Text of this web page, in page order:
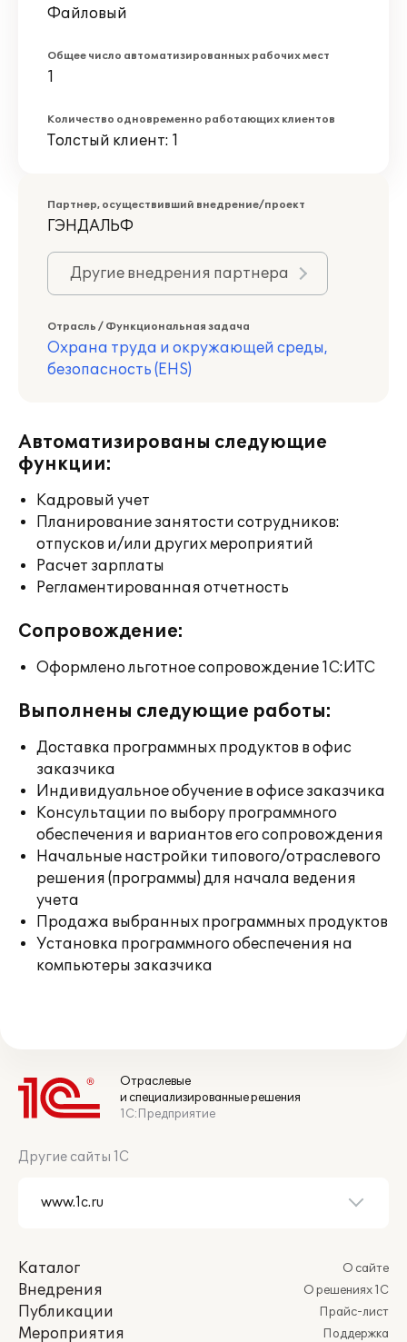
Файловый
Общее число автоматизированных рабочих мест
1
Количество одновременно работающих клиентов
Толстый клиент: 1
Партнер, осуществивший внедрение/проект
ГЭНДАЛЬФ
Другие внедрения партнера
Отрасль / Функциональная задача
Охрана труда и окружающей среды,
безопасность (EHS)
Автоматизированы следующие
функции:
Кадровый учет
Планирование занятости сотрудников:
отпусков и/или других мероприятий
Расчет зарплаты
Регламентированная отчетность
Сопровождение:
Оформлено льготное сопровождение 1С:ИТС
Выполнены следующие работы:
Доставка программных продуктов в офис
заказчика
Индивидуальное обучение в офисе заказчика
Консультации по выбору программного
обеспечения и вариантов его сопровождения
Начальные настройки типового/отраслевого
решения (программы) для начала ведения
учета
Продажа выбранных программных продуктов
Установка программного обеспечения на
компьютеры заказчика
Отраслевые
и специализированные решения
1С:Предприятие
Другие сайты 1С
Каталог
Внедрения
Публикации
Мероприятия
О сайте
О решениях 1С
Прайс-лист
Поддержка